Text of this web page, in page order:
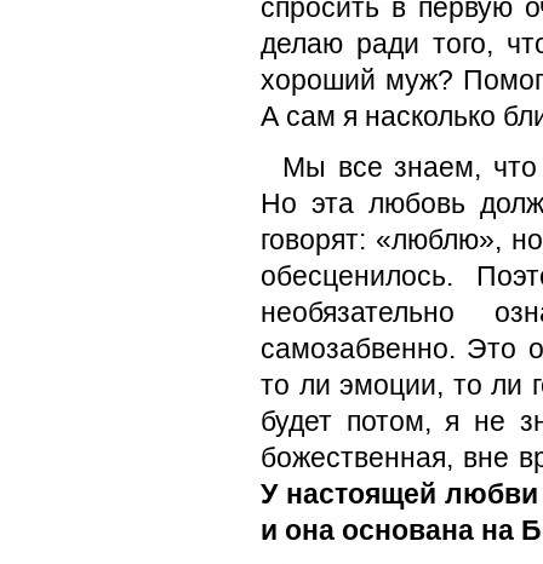
спросить в первую
делаю ради того,
хороший муж?
А сам я насколько
Мы все знаем,
Но эта любовь
говорят: «люблю»,
обесценилось.
необязательно
самозабвенно. Это
то ли эмоции, то ли
будет потом, я не
божественная, вне
У настоящей любви
и она основана на